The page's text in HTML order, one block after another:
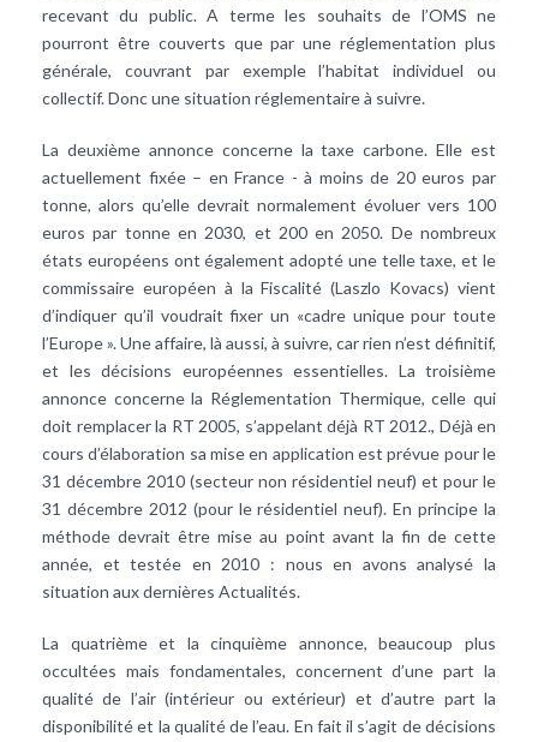
recevant du public. A terme les souhaits de l’OMS ne
pourront être couverts que par une réglementation plus
générale, couvrant par exemple l’habitat individuel ou
collectif. Donc une situation réglementaire à suivre.
La deuxième annonce concerne la taxe carbone. Elle est
actuellement fixée – en France - à moins de 20 euros par
tonne, alors qu’elle devrait normalement évoluer vers 100
euros par tonne en 2030, et 200 en 2050. De nombreux
états européens ont également adopté une telle taxe, et le
commissaire européen à la Fiscalité (Laszlo Kovacs) vient
d’indiquer qu’il voudrait fixer un «cadre unique pour toute
l’Europe ». Une affaire, là aussi, à suivre, car rien n’est définitif,
et les décisions européennes essentielles. La troisième
annonce concerne la Réglementation Thermique, celle qui
doit remplacer la RT 2005, s’appelant déjà RT 2012., Déjà en
cours d’élaboration sa mise en application est prévue pour le
31 décembre 2010 (secteur non résidentiel neuf) et pour le
31 décembre 2012 (pour le résidentiel neuf). En principe la
méthode devrait être mise au point avant la fin de cette
année, et testée en 2010 : nous en avons analysé la
situation aux dernières Actualités.
La quatrième et la cinquième annonce, beaucoup plus
occultées mais fondamentales, concernent d’une part la
qualité de l’air (intérieur ou extérieur) et d’autre part la
disponibilité et la qualité de l’eau. En fait il s’agit de décisions